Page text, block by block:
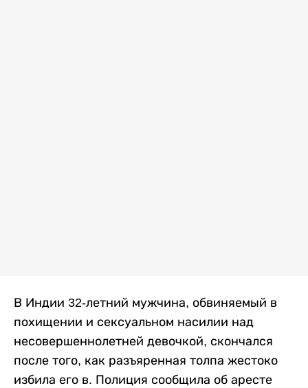
В Индии 32-летний мужчина, обвиняемый в
похищении и сексуальном насилии над
несовершеннолетней девочкой, скончался
после того, как разъяренная толпа жестоко
избила его в. Полиция сообщила об аресте